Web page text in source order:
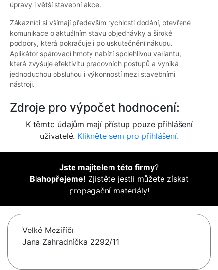
úpravy i větší stavební akce.
Zákazníci si všímají především rychlosti dodání, otevřené
komunikace o aktuálním stavu objednávky a široké
podpory, která pokračuje i po uskutečnění nákupu.
Aplikátor spárovací hmoty nabízí spolehlivou variantu,
která zvyšuje efektivitu pracovních postupů a vyniká
jednoduchou obsluhou i výkonností mezi stavebními
nástroji.
Zdroje pro výpočet hodnocení:
K těmto údajům mají přístup pouze přihlášení
uživatelé. Klikněte sem pro přihlášení.
Jste majitelem této firmy?
Blahopřejeme! Zjistěte jestli můžete získat
propagační materiály!
Velké Meziříčí
Jana Zahradníčka 2292/11